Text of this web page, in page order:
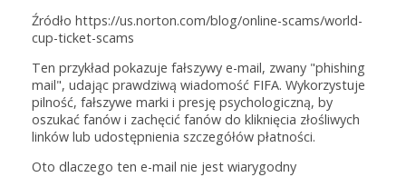
Źródło https://us.norton.com/blog/online-scams/world-
cup-ticket-scams
Ten przykład pokazuje fałszywy e-mail, zwany "phishing
mail", udając prawdziwą wiadomość FIFA. Wykorzystuje
pilność, fałszywe marki i presję psychologiczną, by
oszukać fanów i zachęcić fanów do kliknięcia złośliwych
linków lub udostępnienia szczegółów płatności.
Oto dlaczego ten e-mail nie jest wiarygodny